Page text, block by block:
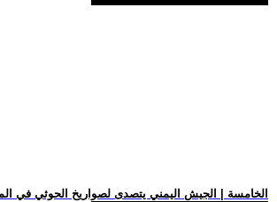
.. الخامسة | الجيش اليمني يتصدى لصواريخ الحوثي في